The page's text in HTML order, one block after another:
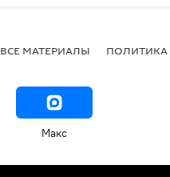
ВСЕ МАТЕРИАЛЫ ПОЛИТИКА
Макс